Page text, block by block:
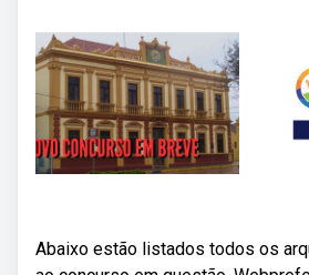
Abaixo estão listados todos os